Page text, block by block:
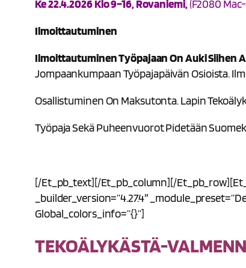
Ke 22.4.2026 Klo 9–16, Rovaniemi,(F2080
Ilmoittautuminen
Ilmoittautuminen Työpajaan On Auki Siihen
Jompaankumpaan Työpajapäivän Osioista.
Osallistuminen On Maksutonta. Lapin
Työpaja Sekä Puheenvuorot Pidetään
[/et_pb_text][/et_pb_column][/
_builder_version=”4.27.4″
Global_colors_info=”{}”]
TEKOÄLYKÄSTÄ-